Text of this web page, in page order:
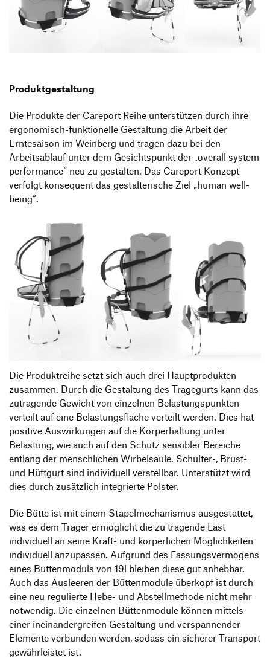
Transfer und Kooperation
Produktgestaltung B.A.
Strategische Gestaltung M.A.
Produktgestaltung
Die Produkte der Careport Reihe unterstützen durch ihre
ergonomisch-funktionelle Gestaltung die Arbeit der
Erntesaison im Weinberg und tragen dazu bei den
Arbeitsablauf unter dem Gesichtspunkt der „overall system
performance“ neu zu gestalten. Das Careport Konzept
verfolgt konsequent das gestalterische Ziel „human well-
being“.
Die Produktreihe setzt sich auch drei Hauptprodukten
zusammen. Durch die Gestaltung des Tragegurts kann das
zutragende Gewicht von einzelnen Belastungspunkten
verteilt auf eine Belastungsfläche verteilt werden. Dies hat
positive Auswirkungen auf die Körperhaltung unter
Belastung, wie auch auf den Schutz sensibler Bereiche
entlang der menschlichen Wirbelsäule. Schulter-, Brust-
und Hüftgurt sind individuell verstellbar. Unterstützt wird
dies durch zusätzlich integrierte Polster.
Die Bütte ist mit einem Stapelmechanismus ausgestattet,
was es dem Träger ermöglicht die zu tragende Last
individuell an seine Kraft- und körperlichen Möglichkeiten
individuell anzupassen. Aufgrund des Fassungsvermögens
eines Büttenmoduls von 19l bleiben diese gut anhebbar.
Auch das Ausleeren der Büttenmodule überkopf ist durch
eine neu regulierte Hebe- und Abstellmethode nicht mehr
notwendig. Die einzelnen Büttenmodule können mittels
einer ineinandergreifen Gestaltung und verspannender
Elemente verbunden werden, sodass ein sicherer Transport
gewährleistet ist.